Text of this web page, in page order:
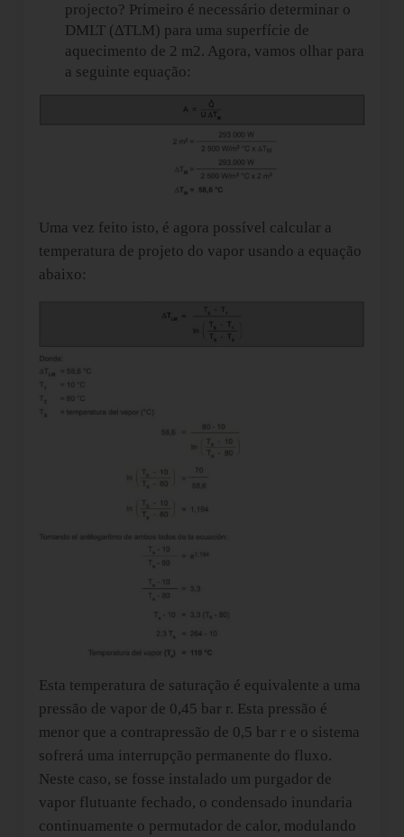
projecto? Primeiro é necessário determinar o
DMLT (∆TLM) para uma superfície de
aquecimento de 2 m2. Agora, vamos olhar para
a seguinte equação:
Uma vez feito isto, é agora possível calcular a
temperatura de projeto do vapor usando a equação
abaixo:
Esta temperatura de saturação é equivalente a uma
pressão de vapor de 0,45 bar r. Esta pressão é
menor que a contrapressão de 0,5 bar r e o sistema
sofrerá uma interrupção permanente do fluxo.
Neste caso, se fosse instalado um purgador de
vapor flutuante fechado, o condensado inundaria
continuamente o permutador de calor, modulando